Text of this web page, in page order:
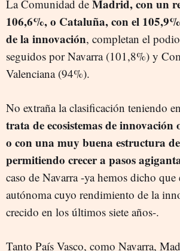
La Comunidad de Madrid, con un
106,6%, o Cataluña, con el
de la innovación, completan el
seguidos por Navarra (101,8%) y
Valenciana (94%).
No extraña la clasificación teniendo
trata de ecosistemas de innovación
o con una muy buena estructura de
permitiendo crecer a pasos
caso de Navarra -ya hemos dicho
autónoma cuyo rendimiento de la
crecido en los últimos siete años-.
Tanto País Vasco, como Navarra,